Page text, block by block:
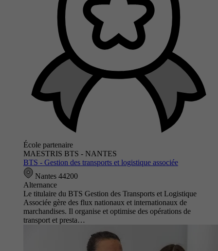
École partenaire
MAESTRIS BTS - NANTES
BTS - Gestion des transports et logistique associée
Nantes 44200
Alternance
Le titulaire du BTS Gestion des Transports et Logistique
Associée gère des flux nationaux et internationaux de
marchandises. Il organise et optimise des opérations de
transport et presta…